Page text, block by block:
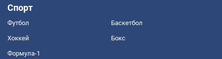
Спорт
Футбол Баскетбол
Хоккей Бокс
Формула-1